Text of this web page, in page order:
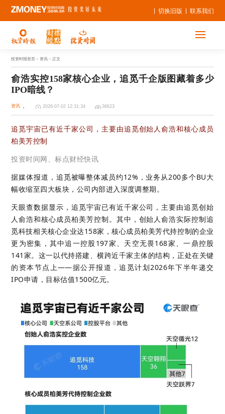
联系我们
切换旧版
投资时报首页 > 资讯 > 正文
俞浩实控158家核心企业，追觅千企版图藏着多少
IPO暗线？
资讯 2026-07-02 12:31:34 36623
追觅宇宙已有近千家公司，主要由追觅创始人俞浩和核心成员
柏美芳控制
投资时间网、标点财经快讯
据媒体报道，追觅被曝整体减员约12%，业务从200多个BU大
幅收缩至四大板块，公司内部进入深度调整期。
天眼查数据显示，追觅宇宙已有近千家公司，主要由追觅创始
人俞浩和核心成员柏美芳控制。其中，创始人俞浩实际控制追
觅科技相关核心企业达158家，核心成员柏美芳代持控制的企业
更为密集，其中追一控股197家、天空无畏168家、一鼎控股
141家。这一以代持搭建、横跨近千家主体的结构，正处在关键
的资本节点上——据公开报道，追觅计划2026年下半年递交
IPO申请，目标估值1500亿元。